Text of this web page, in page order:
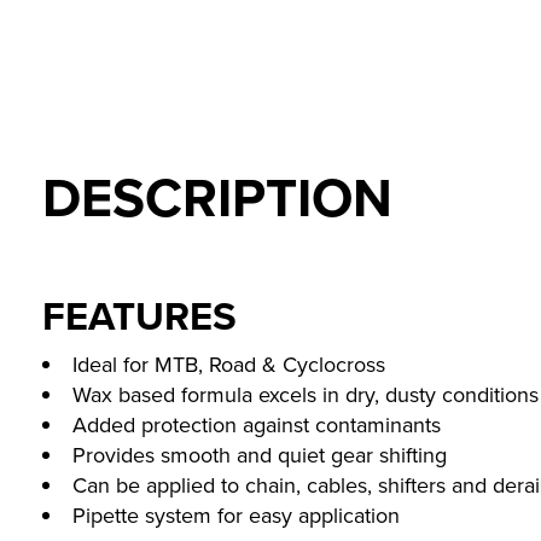
DESCRIPTION
FEATURES
Ideal for MTB, Road & Cyclocross
Wax based formula excels in dry, dusty conditions
Added protection against contaminants
Provides smooth and quiet gear shifting
Can be applied to chain, cables, shifters and
Pipette system for easy application